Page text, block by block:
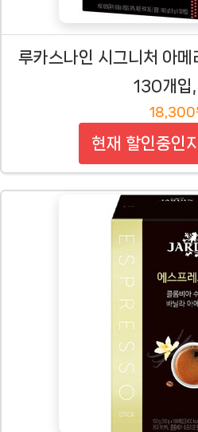
루카스나인 시그니처 아
130개입,
18,300
현재 할인중인